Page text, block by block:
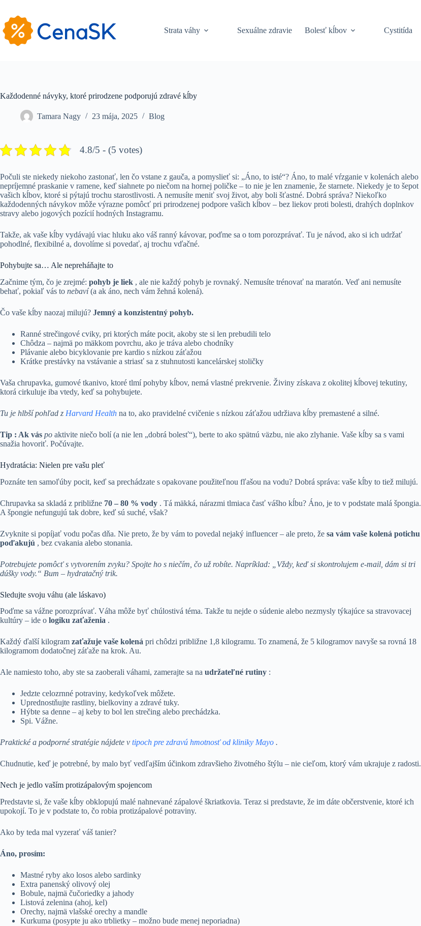
content
Strata váhy
Sexuálne zdravie Bolesť kĺbov Cystitída
Každodenné návyky, ktoré prirodzene podporujú zdravé kĺby
Tamara Nagy 23 mája, 2025 Blog
4.8/5 - (5 votes)
Počuli ste niekedy niekoho zastonať, len čo vstane z gauča, a pomyslieť si: „Áno, to isté“? Áno, to malé vŕzganie v kolenách alebo
nepríjemné praskanie v ramene, keď siahnete po niečom na hornej poličke – to nie je len znamenie, že starnete. Niekedy je to šepot
vašich kĺbov, ktoré si pýtajú trochu starostlivosti. A nemusíte meniť svoj život, aby boli šťastné. Dobrá správa? Niekoľko
každodenných návykov môže výrazne pomôcť pri prirodzenej podpore vašich kĺbov – bez liekov proti bolesti, drahých doplnkov
stravy alebo jogových pozícií hodných Instagramu.
Takže, ak vaše kĺby vydávajú viac hluku ako váš ranný kávovar, poďme sa o tom porozprávať. Tu je návod, ako si ich udržať
pohodlné, flexibilné a, dovolíme si povedať, aj trochu vďačné.
Pohybujte sa… Ale nepreháňajte to
Začnime tým, čo je zrejmé: pohyb je liek , ale nie každý pohyb je rovnaký. Nemusíte trénovať na maratón. Veď ani nemusíte
behať, pokiaľ vás to nebaví(a ak áno, nech vám žehná kolená).
Čo vaše kĺby naozaj milujú? Jemný a konzistentný pohyb.
Ranné strečingové cviky, pri ktorých máte pocit, akoby ste si len prebudili telo
Chôdza – najmä po mäkkom povrchu, ako je tráva alebo chodníky
Plávanie alebo bicyklovanie pre kardio s nízkou záťažou
Krátke prestávky na vstávanie a striasť sa z stuhnutosti kancelárskej stoličky
Vaša chrupavka, gumové tkanivo, ktoré tlmí pohyby kĺbov, nemá vlastné prekrvenie. Živiny získava z okolitej kĺbovej tekutiny,
ktorá cirkuluje iba vtedy, keď sa pohybujete.
Tu je hlbší pohľad z Harvard Health na to, ako pravidelné cvičenie s nízkou záťažou udržiava kĺby premastené a silné.
Tip : Ak vás po aktivite niečo bolí (a nie len „dobrá bolesť“), berte to ako spätnú väzbu, nie ako zlyhanie. Vaše kĺby sa s vami
snažia hovoriť. Počúvajte.
Hydratácia: Nielen pre vašu pleť
Poznáte ten samoľúby pocit, keď sa prechádzate s opakovane použiteľnou fľašou na vodu? Dobrá správa: vaše kĺby to tiež milujú.
Chrupavka sa skladá z približne 70 – 80 % vody . Tá mäkká, nárazmi tlmiaca časť vášho kĺbu? Áno, je to v podstate malá špongia.
A špongie nefungujú tak dobre, keď sú suché, však?
Zvyknite si popíjať vodu počas dňa. Nie preto, že by vám to povedal nejaký influencer – ale preto, že sa vám vaše kolená potichu
poďakujú , bez cvakania alebo stonania.
Potrebujete pomôcť s vytvorením zvyku? Spojte ho s niečím, čo už robíte. Napríklad: „Vždy, keď si skontrolujem e-mail, dám si tri
dúšky vody.“ Bum – hydratačný trik.
Sledujte svoju váhu (ale láskavo)
Poďme sa vážne porozprávať. Váha môže byť chúlostivá téma. Takže tu nejde o súdenie alebo nezmysly týkajúce sa stravovacej
kultúry – ide o logiku zaťaženia .
Každý ďalší kilogram zaťažuje vaše kolená pri chôdzi približne 1,8 kilogramu. To znamená, že 5 kilogramov navyše sa rovná 18
kilogramom dodatočnej záťaže na krok. Au.
Ale namiesto toho, aby ste sa zaoberali váhami, zamerajte sa na udržateľné rutiny :
Jedzte celozrnné potraviny, kedykoľvek môžete.
Uprednostňujte rastliny, bielkoviny a zdravé tuky.
Hýbte sa denne – aj keby to bol len strečing alebo prechádzka.
Spi. Vážne.
Praktické a podporné stratégie nájdete v tipoch pre zdravú hmotnosť od kliniky Mayo .
Chudnutie, keď je potrebné, by malo byť vedľajším účinkom zdravšieho životného štýlu – nie cieľom, ktorý vám ukrajuje z radosti.
Nech je jedlo vaším protizápalovým spojencom
Predstavte si, že vaše kĺby obklopujú malé nahnevané zápalové škriatkovia. Teraz si predstavte, že im dáte občerstvenie, ktoré ich
upokojí. To je v podstate to, čo robia protizápalové potraviny.
Ako by teda mal vyzerať váš tanier?
Áno, prosím:
Mastné ryby ako losos alebo sardinky
Extra panenský olivový olej
Bobule, najmä čučoriedky a jahody
Listová zelenina (ahoj, kel)
Orechy, najmä vlašské orechy a mandle
Kurkuma (posypte ju ako trblietky – možno bude menej neporiadna)